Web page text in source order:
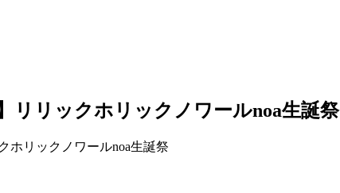
リリックホリックノワールnoa生誕祭